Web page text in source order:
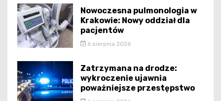
Nowoczesna pulmonologia w
Krakowie: Nowy oddział dla
pacjentów
6 sierpnia 2026
Zatrzymana na drodze:
wykroczenie ujawnia
poważniejsze przestępstwo